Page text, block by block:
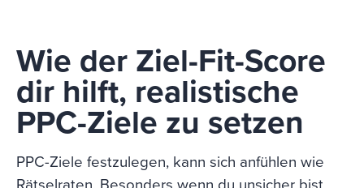
Wie der Ziel-Fit-Score
dir hilft, realistische
PPC-Ziele zu setzen
PPC-Ziele festzulegen, kann sich anfühlen wie